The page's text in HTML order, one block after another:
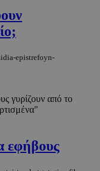
epistrefoyn-
γυρίζουν από το
εφήβους